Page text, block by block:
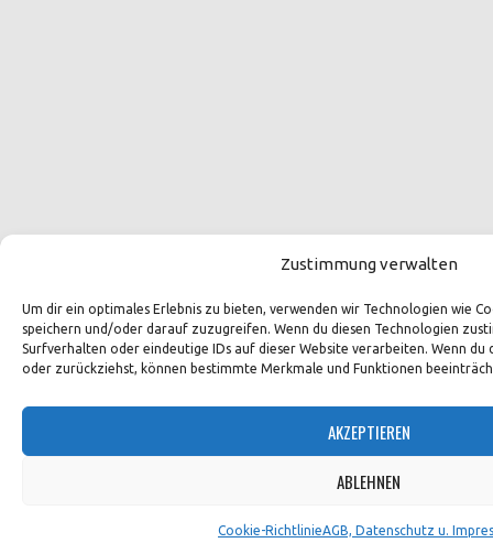
Zustimmung verwalten
Um dir ein optimales Erlebnis zu bieten, verwenden wir Technologien wie
speichern und/oder darauf zuzugreifen. Wenn du diesen Technologien
Surfverhalten oder eindeutige IDs auf dieser Website verarbeiten. Wenn
oder zurückziehst, können bestimmte Merkmale und Funktionen
AKZEPTIEREN
ABLEHNEN
Cookie-RichtlinieAGB, Datenschutz u.